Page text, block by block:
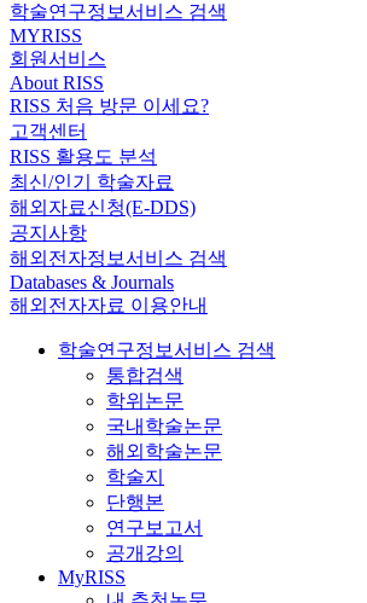
학술연구정보서비스 검색
MYRISS
회원서비스
About RISS
RISS 처음 방문 이세요?
고객센터
RISS 활용도 분석
최신/인기 학술자료
해외자료신청(E-DDS)
공지사항
해외전자정보서비스 검색
Databases & Journals
해외전자자료 이용안내
학술연구정보서비스 검색
통합검색
학위논문
국내학술논문
해외학술논문
학술지
단행본
연구보고서
공개강의
MyRISS